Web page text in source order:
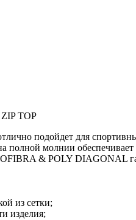
TOP
подойдет для
полной молнии
& POLY DIAGONAL
из сетки;
изделия;